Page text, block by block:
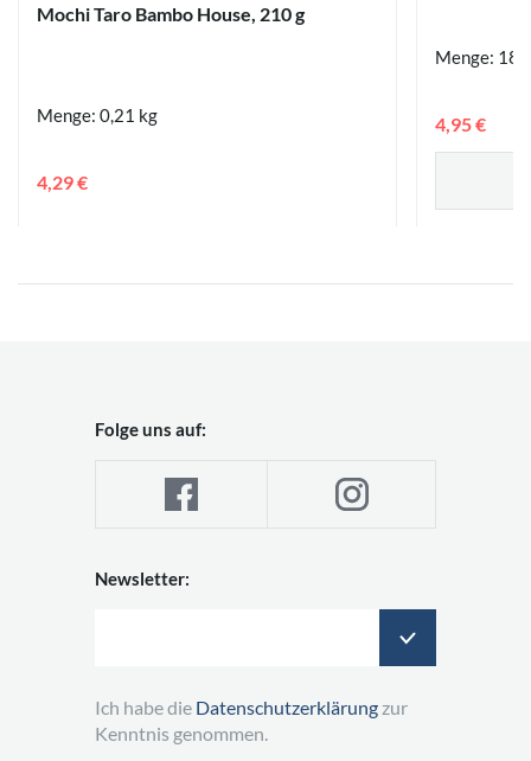
Mochi Taro Bambo House, 210 g
Menge: 0,21 kg
4,29 €
Menge:
4,95 €
Folge uns auf:
Newsletter:
Ich habe die Datenschutzerklärung zur
Kenntnis genommen.